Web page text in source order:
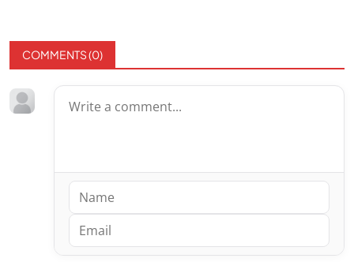
COMMENTS (0)